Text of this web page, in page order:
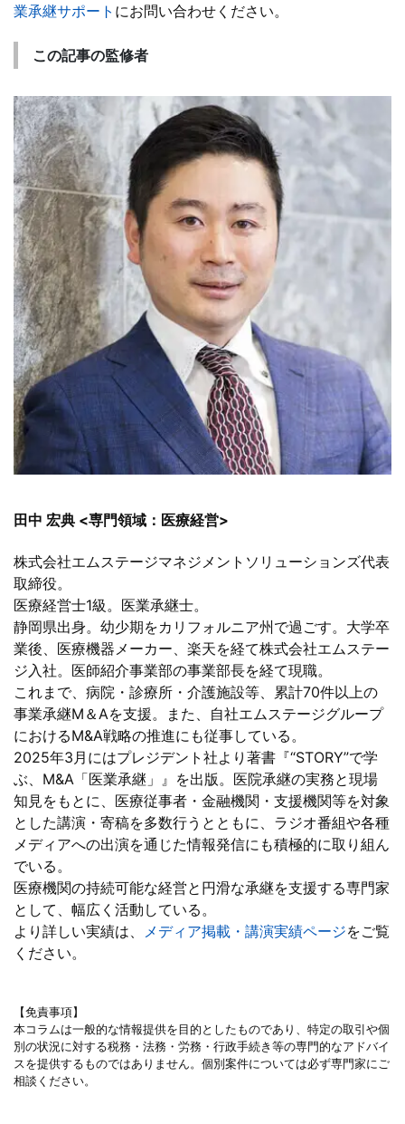
業承継サポート にお問い合わせください。
この記事の監修者
田中 宏典 <専門領域：医療経営>
株式会社エムステージマネジメントソリューションズ代表
取締役。
医療経営士1級。医業承継士。
静岡県出身。幼少期をカリフォルニア州で過ごす。大学卒
業後、医療機器メーカー、楽天を経て株式会社エムステー
ジ入社。医師紹介事業部の事業部長を経て現職。
これまで、病院・診療所・介護施設等、累計70件以上の
事業承継M＆Aを支援。また、自社エムステージグループ
におけるM&A戦略の推進にも従事している。
2025年3月にはプレジデント社より著書『“STORY”で学
ぶ、M&A「医業承継」』を出版。医院承継の実務と現場
知見をもとに、医療従事者・金融機関・支援機関等を対象
とした講演・寄稿を多数行うとともに、ラジオ番組や各種
メディアへの出演を通じた情報発信にも積極的に取り組ん
でいる。
医療機関の持続可能な経営と円滑な承継を支援する専門家
として、幅広く活動している。
より詳しい実績は、 メディア掲載・講演実績ページをご覧
ください。
【免責事項】
本コラムは一般的な情報提供を目的としたものであり、特定の取引や個
別の状況に対する税務・法務・労務・行政手続き等の専門的なアドバイ
スを提供するものではありません。個別案件については必ず専門家にご
相談ください。